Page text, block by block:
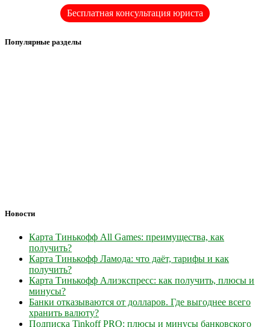
Бесплатная консультация юриста
Популярные разделы
Новости
Карта Тинькофф All Games: преимущества, как
получить?
Карта Тинькофф Ламода: что даёт, тарифы и как
получить?
Карта Тинькофф Алиэкспресс: как получить, плюсы и
минусы?
Банки отказываются от долларов. Где выгоднее всего
хранить валюту?
Подписка Tinkoff PRO: плюсы и минусы банковского